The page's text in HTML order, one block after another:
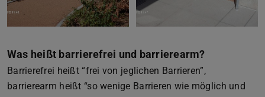
Was heißt barrierefrei und barrierearm?
Barrierefrei heißt “frei von jeglichen Barrieren”,
barrierearm heißt “so wenige Barrieren wie möglich und